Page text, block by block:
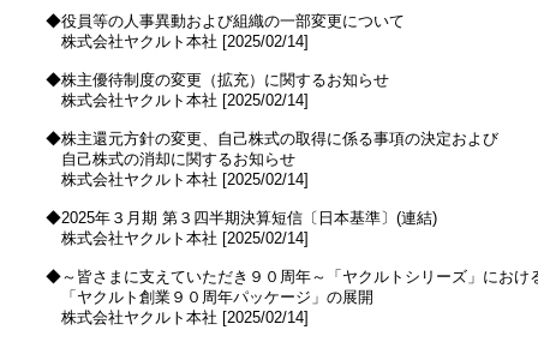
◆役員等の人事異動および組織の一部変更について
株式会社ヤクルト本社 [2025/02/14]
◆株主優待制度の変更（拡充）に関するお知らせ
株式会社ヤクルト本社 [2025/02/14]
◆株主還元方針の変更、自己株式の取得に係る事項の決定および
自己株式の消却に関するお知らせ
株式会社ヤクルト本社 [2025/02/14]
◆2025年３月期 第３四半期決算短信〔日本基準〕(連結)
株式会社ヤクルト本社 [2025/02/14]
◆～皆さまに支えていただき９０周年～「ヤクルトシリーズ」におけ
「ヤクルト創業９０周年パッケージ」の展開
株式会社ヤクルト本社 [2025/02/14]